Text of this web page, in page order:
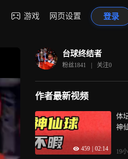
游戏 网页设置 登录
台球终结者
粉丝1841 | 关注0
作者最新视频
459 02:14
体
神
19